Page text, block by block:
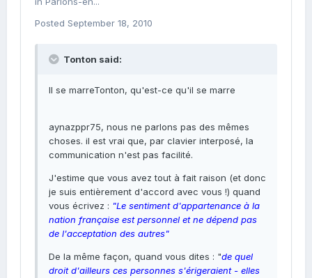
Posted September 18, 2010
Tonton said:
Il se marreTonton, qu'est-ce qu'il se marre
aynazppr75, nous ne parlons pas des mêmes
choses. il est vrai que, par clavier interposé, la
communication n'est pas facilité.
J'estime que vous avez tout à fait raison (et donc
je suis entièrement d'accord avec vous !) quand
vous écrivez : "Le sentiment d'appartenance à la
nation française est personnel et ne dépend pas
de l'acceptation des autres"
De la même façon, quand vous dites : "de quel
droit d'ailleurs ces personnes s'érigeraient - elles